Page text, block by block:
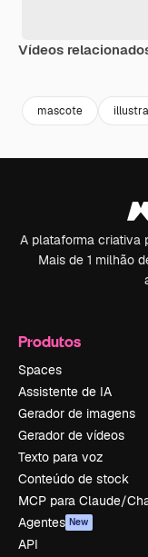
Vídeos
mascote
A plataforma criativa
Mais de 1 milhão
Produtos
Spaces
Assistente de IA
Gerador de imagens
Gerador de vídeos
Texto para voz
Conteúdo de stock
MCP para Claude/
Agentes New
API